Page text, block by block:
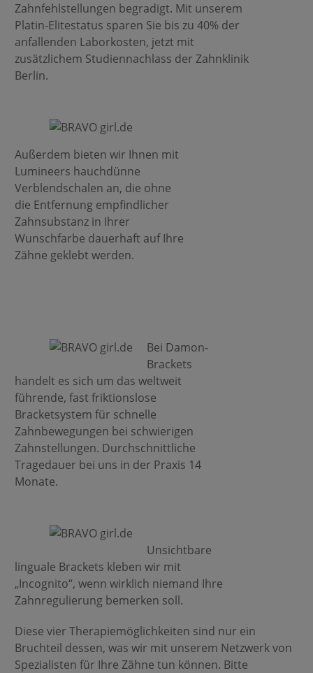
Zahnfehlstellungen begradigt. Mit unserem
Platin-Elitestatus sparen Sie bis zu 40% der
anfallenden Laborkosten, jetzt mit
zusätzlichem Studiennachlass der Zahnklinik
Berlin.
Außerdem bieten wir Ihnen mit
Lumineers hauchdünne
Verblendschalen an, die ohne
die Entfernung empfindlicher
Zahnsubstanz in Ihrer
Wunschfarbe dauerhaft auf Ihre
Zähne geklebt werden.
Bei Damon-
Brackets
handelt es sich um das weltweit
führende, fast friktionslose
Bracketsystem für schnelle
Zahnbewegungen bei schwierigen
Zahnstellungen. Durchschnittliche
Tragedauer bei uns in der Praxis 14
Monate.
Unsichtbare
linguale Brackets kleben wir mit
„Incognito“, wenn wirklich niemand Ihre
Zahnregulierung bemerken soll.
Diese vier Therapiemöglichkeiten sind nur ein
Bruchteil dessen, was wir mit unserem Netzwerk von
Spezialisten für Ihre Zähne tun können. Bitte